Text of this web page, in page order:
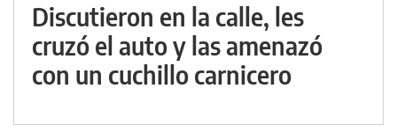
Discutieron en la calle, les
cruzó el auto y las amenazó
con un cuchillo carnicero